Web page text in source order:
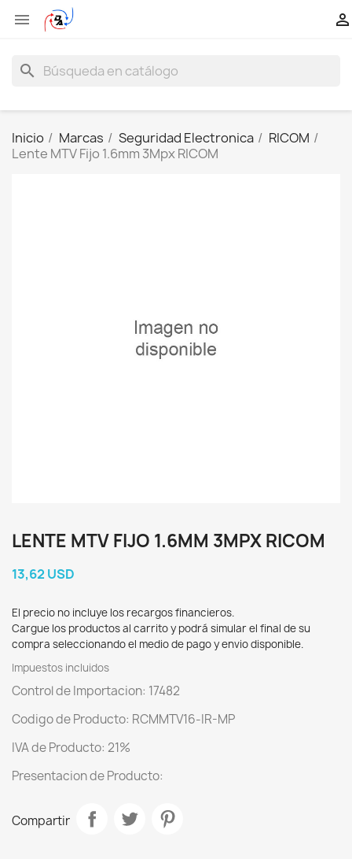
 
search
Inicio Marcas Seguridad Electronica
RICOM
Lente MTV Fijo 1.6mm 3Mpx RICOM
LENTE MTV FIJO 1.6MM 3MPX RICOM
13,62 USD
El precio no incluye los recargos financieros.
Cargue los productos al carrito y podrá simular el final de su
compra seleccionando el medio de pago y envio disponible.
Impuestos incluidos
Control de Importacion: 17482
Codigo de Producto: RCMMTV16-IR-MP
IVA de Producto: 21%
Presentacion de Producto:
Compartir